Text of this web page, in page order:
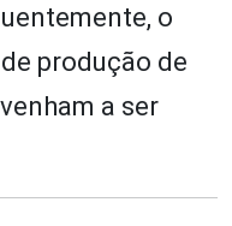
o
produção de
a ser